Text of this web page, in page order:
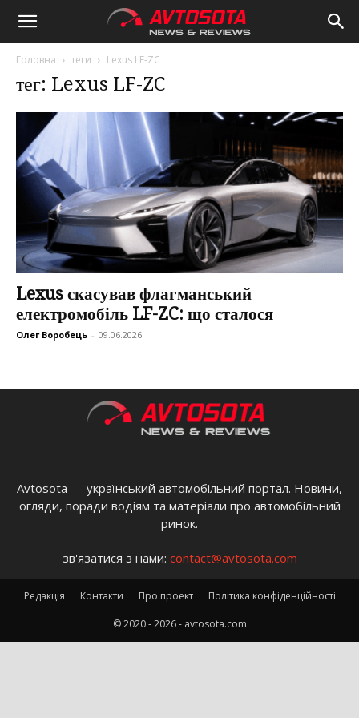
Avtosota
Головна теги Lexus LF-ZC
тег: Lexus LF-ZC
Lexus скасував флагманський
електромобіль LF-ZC: що сталося
Олег Воробець - 09.06.2026
Avtosota — український автомобільний портал. Новини,
огляди, поради водіям та матеріали про автомобільний
ринок.
зв'язатися з нами: contact@avtosota.com
Редакція Контакти Про проект Політика конфіденційності
© 2020 - 2026 - avtosota.com